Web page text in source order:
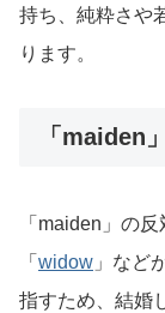
持ち、純粋さや
ります。
「maiden
「maiden」の反
「 widow 」など
指すため、結婚